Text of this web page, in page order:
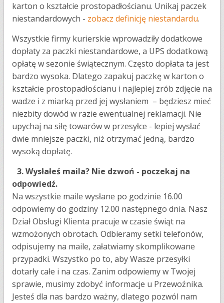
karton o kształcie prostopadłościanu. Unikaj paczek
niestandardowych - zobacz definicję niestandardu.
Wszystkie firmy kurierskie wprowadziły dodatkowe
dopłaty za paczki niestandardowe, a UPS dodatkową
opłatę w sezonie świątecznym. Często dopłata ta jest
bardzo wysoka. Dlatego zapakuj paczkę w karton o
kształcie prostopadłościanu i najlepiej zrób zdjęcie na
wadze i z miarką przed jej wysłaniem – będziesz mieć
niezbity dowód w razie ewentualnej reklamacji. Nie
upychaj na siłę towarów w przesyłce - lepiej wysłać
dwie mniejsze paczki, niż otrzymać jedną, bardzo
wysoką dopłatę.
3. Wysłałeś maila? Nie dzwoń - poczekaj na
odpowiedź.
Na wszystkie maile wysłane po godzinie 16.00
odpowiemy do godziny 12.00 następnego dnia. Nasz
Dział Obsługi Klienta pracuje w czasie świąt na
wzmożonych obrotach. Odbieramy setki telefonów,
odpisujemy na maile, załatwiamy skomplikowane
przypadki. Wszystko po to, aby Wasze przesyłki
dotarły całe i na czas. Zanim odpowiemy w Twojej
sprawie, musimy zdobyć informacje u Przewoźnika.
Jesteś dla nas bardzo ważny, dlatego pozwól nam